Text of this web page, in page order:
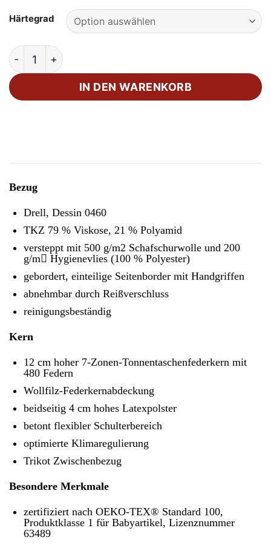
Härtegrad
Rummel My 550 TL Drell Matratze Menge
IN DEN WARENKORB
Bezug
Drell, Dessin 0460
TKZ 79 % Viskose, 21 % Polyamid
versteppt mit 500 g/m2 Schafschurwolle und 200
g/m􀀁 Hygienevlies (100 % Polyester)
gebordert, einteilige Seitenborder mit Handgriffen
abnehmbar durch Reißverschluss
reinigungsbeständig
Kern
12 cm hoher 7-Zonen-Tonnentaschenfederkern mit
480 Federn
Wollfilz-Federkernabdeckung
beidseitig 4 cm hohes Latexpolster
betont flexibler Schulterbereich
optimierte Klimaregulierung
Trikot Zwischenbezug
Besondere Merkmale
zertifiziert nach OEKO-TEX® Standard 100,
Produktklasse 1 für Babyartikel, Lizenznummer
63489